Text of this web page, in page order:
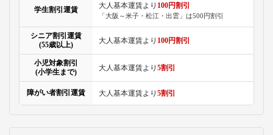
学生割引運賃
大人基本運賃より 100円割引
「大阪～米子・松江・出雲」は500円割引
シニア割引運賃
(55歳以上)
大人基本運賃より 100円割引
小児対象割引
(小学生まで)
大人基本運賃より 5割引
障がい者割引運賃 大人基本運賃より 5割引